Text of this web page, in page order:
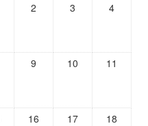
2 3 4
9 10 11
16 17 18